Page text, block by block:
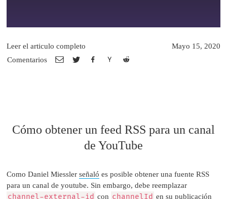
Comentarios
Leer el articulo completo Mayo 15, 2020
Cómo obtener un feed RSS para un canal
de YouTube
Como Daniel Miesslerseñaló es posible obtener una fuente RSS
para un canal de youtube. Sin embargo, debe reemplazar
channel-external-id con channelId en su publicación